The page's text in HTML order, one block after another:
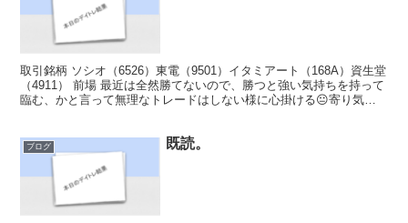
取引銘柄 ソシオ（6526）東電（9501）イタミアート（168A）資生堂
（4911） 前場 最近は全然勝てないので、勝つと強い気持ちを持って
臨む、かと言って無理なトレードはしない様に心掛ける😐寄り気配
ブログ 既読。